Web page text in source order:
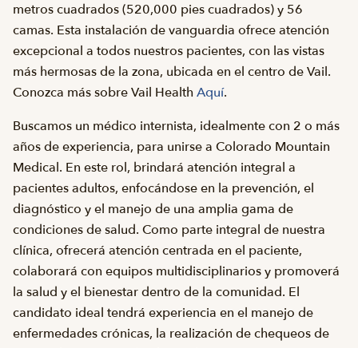
metros cuadrados (520,000 pies cuadrados) y 56
camas. Esta instalación de vanguardia ofrece atención
excepcional a todos nuestros pacientes, con las vistas
más hermosas de la zona, ubicada en el centro de Vail.
Conozca más sobre Vail Health Aquí.
Buscamos un médico internista, idealmente con 2 o más
años de experiencia, para unirse a Colorado Mountain
Medical. En este rol, brindará atención integral a
pacientes adultos, enfocándose en la prevención, el
diagnóstico y el manejo de una amplia gama de
condiciones de salud. Como parte integral de nuestra
clínica, ofrecerá atención centrada en el paciente,
colaborará con equipos multidisciplinarios y promoverá
la salud y el bienestar dentro de la comunidad. El
candidato ideal tendrá experiencia en el manejo de
enfermedades crónicas, la realización de chequeos de